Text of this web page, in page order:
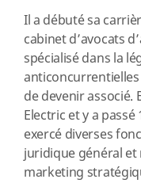
Il a débuté sa
cabinet d’avocats
spécialisé dans la
de devenir associé.
Electric et y a
exercé diverses
juridique général et
marketing